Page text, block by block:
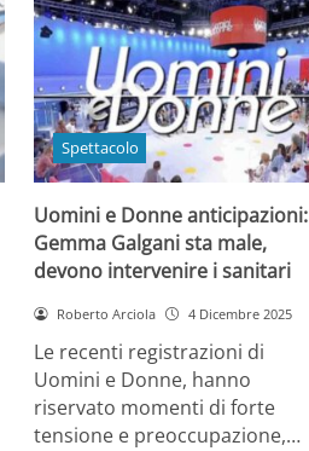
Spettacolo
Uomini e Donne anticipazioni:
Gemma Galgani sta male,
devono intervenire i sanitari
Roberto Arciola 4 Dicembre 2025
Le recenti registrazioni di
Uomini e Donne, hanno
riservato momenti di forte
tensione e preoccupazione,…